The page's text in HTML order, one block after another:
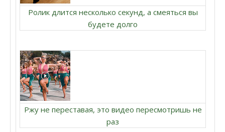
Ролик длится несколько секунд, а смеяться вы
будете долго
Ржу не переставая, это видео пересмотришь не
раз